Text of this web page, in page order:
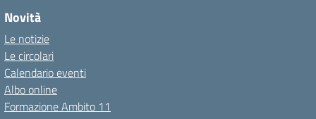
Novità
Le notizie
Le circolari
Calendario eventi
Albo online
Formazione Ambito 11